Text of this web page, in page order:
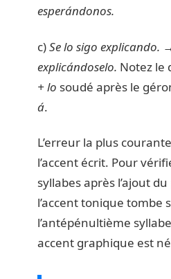
esperándonos.
c)Se lo sigo explicando.
explicándoselo. Notez le
+ lo soudé après le
á.
L’erreur la plus
l’accent écrit. Pour
syllabes après l’ajout
l’accent tonique tombe
l’antépénultième
accent graphique est